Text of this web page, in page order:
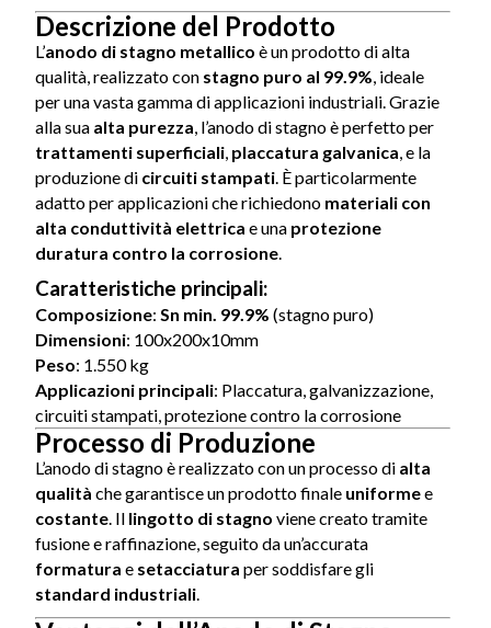
Descrizione del Prodotto
L’anodo di stagno metallico è un prodotto di alta
qualità, realizzato con stagno puro al 99.9%, ideale
per una vasta gamma di applicazioni industriali. Grazie
alla sua alta purezza, l’anodo di stagno è perfetto per
trattamenti superficiali, placcatura galvanica, e la
produzione di circuiti stampati. È particolarmente
adatto per applicazioni che richiedono materiali con
alta conduttività elettrica e una protezione
duratura contro la corrosione.
Caratteristiche principali:
Composizione: Sn min. 99.9% (stagno puro)
Dimensioni: 100x200x10mm
Peso: 1.550 kg
Applicazioni principali: Placcatura, galvanizzazione,
circuiti stampati, protezione contro la corrosione
Processo di Produzione
L’anodo di stagno è realizzato con un processo di alta
qualità che garantisce un prodotto finale uniformee
costante. Il lingotto di stagno viene creato tramite
fusione e raffinazione, seguito da un’accurata
formatura e setacciatura per soddisfare gli
standard industriali.